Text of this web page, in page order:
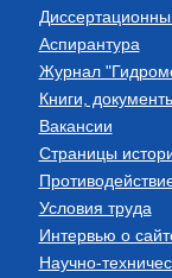
Аспирантура
Журнал
Книги,
Вакансии
Страницы
Условия труда
Интервью о
Научно-